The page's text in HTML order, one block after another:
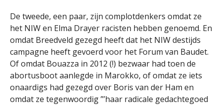
De tweede, een paar, zijn complotdenkers omdat ze
het NIW en Elma Drayer racisten hebben genoemd. En
omdat Breedveld gezegd heeft dat het NIW destijds
campagne heeft gevoerd voor het Forum van Baudet.
Of omdat Bouazza in 2012 (!) bezwaar had toen de
abortusboot aanlegde in Marokko, of omdat ze iets
onaardigs had gezegd over Boris van der Ham en
omdat ze tegenwoordig ”’haar radicale gedachtegoed